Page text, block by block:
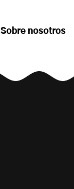
Sobre nosotros